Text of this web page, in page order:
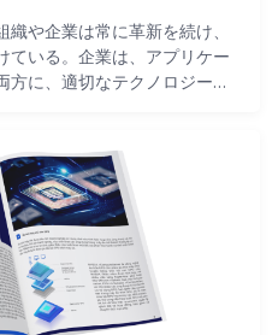
や企業は常に革新を続け、
ている。企業は、アプリケー
方に、適切なテクノロジーイ
...